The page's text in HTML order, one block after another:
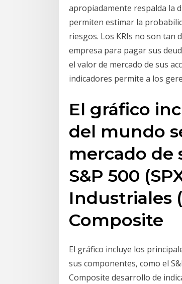
apropiadamente respalda la
permiten estimar la
riesgos. Los KRIs no son tan
empresa para pagar sus
el valor de mercado de sus
indicadores permite a los
El gráfico
del mundo
mercado de
S&P 500
Industriales
Composite
El gráfico incluye los
sus componentes, como el
Composite desarrollo de